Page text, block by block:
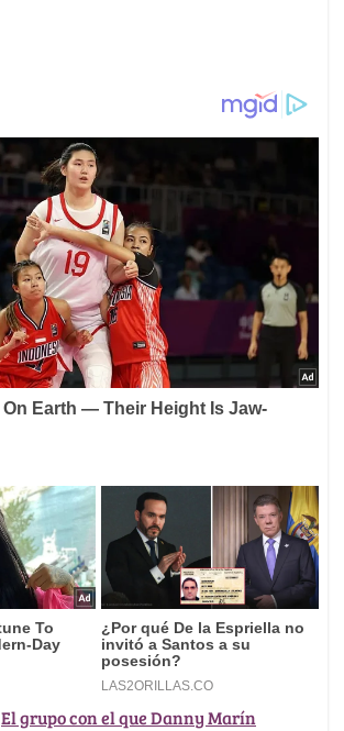
El grupo con el que Danny Marín